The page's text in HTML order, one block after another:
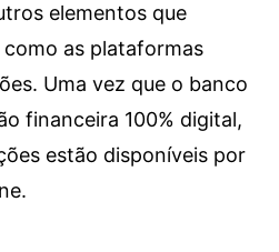
elementos que
as plataformas
Uma vez que o banco
financeira 100% digital,
estão disponíveis por